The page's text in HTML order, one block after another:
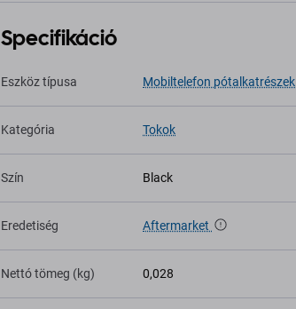
Specifikáció
Eszköz típusa Mobiltelefon pótalkatrészek
Kategória Tokok
Szín Black
Eredetiség Aftermarket
Nettó tömeg (kg) 0,028